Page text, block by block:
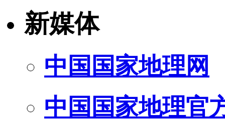
新媒体
中国国家地理网
中国国家地理官